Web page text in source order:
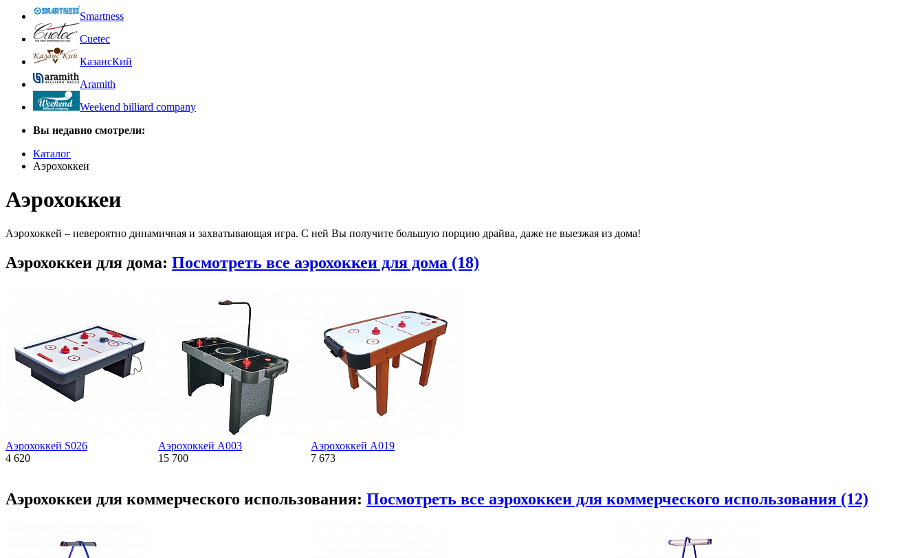
Smartness
Cuetec
КазансКий
Aramith
Weekend billiard company
Вы недавно смотрели:
Каталог
Аэрохоккеи
Аэрохоккеи
Аэрохоккей – невероятно динамичная и захватывающая игра. С ней Вы получите большую порцию драйва, даже не выезжая из дома!
Аэрохоккеи для дома: Посмотреть все аэрохоккеи для дома (18)
Аэрохоккей S026
4 620
Аэрохоккей A003
15 700
Аэрохоккей A019
7 673
Аэрохоккеи для коммерческого использования: Посмотреть все аэрохоккеи для коммерческого использования (12)